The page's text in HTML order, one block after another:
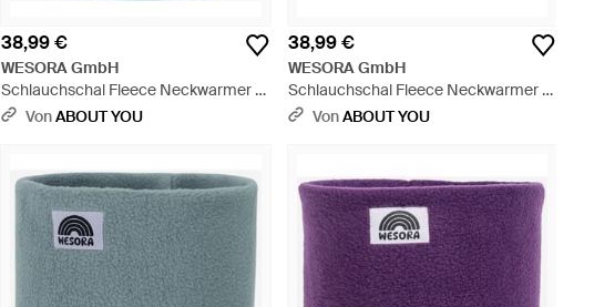
38,99 €
WESORA GmbH
Schlauchschal Fleece Neckwarmer -
BlauVonABOUT YOU
38,99 €
WESORA GmbH
Schlauchschal Fleece Neckwarmer -
RotVonABOUT YOU